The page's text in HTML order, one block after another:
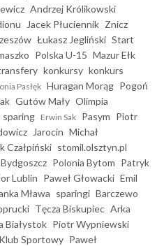
Andrzej Królikowski
Jacek Płuciennik Znicz
Łukasz Jegliński Start
Polska U-15 Mazur Ełk
konkursy konkurs
Pasłęk Huragan Morąg Pogoń
Gutów Mały Olimpia
sparing Erwin Sak Pasym Piotr
Jarocin Michał
Czałpiński stomil.olsztyn.pl
Polonia Bytom Patryk
Lublin Paweł Głowacki Emil
Mława sparingi Barczewo
Tęcza Biskupiec Arka
Białystok Piotr Wypniewski
Sportowy Paweł